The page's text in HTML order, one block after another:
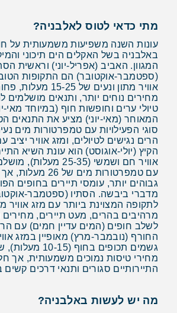
מתי כדאי לטוס לאלבניה?
עונות השנה משפיעות משמעותית על
באלבניה בשל האקלים הים תיכוני
המגוון. האביב (אפריל-יוני) וראשית
(ספטמבר-אוקטובר) הם התקופות
אוויר מתון ונעים של 15-
מחירים נוחים יותר, ותנאים מושלמים
טיולי ערים וחופשות חוף (במיוחד מאי-
המאוחר (מאי-יוני) מציע את התנאים
סוגי הפעילויות עם טמפרטורות מים
הרים נגישים לטיולים, ומזג אוויר
הקיץ (יולי-אוגוסט) הוא עונת השיא
אוויר חם ושמשי (25-35
עם טמפרטורות מים
גבוהים יותר, עומסי תיירים בחופים
מדברי ביבשה. הסתיו (ספטמבר-
לתקופה המצוינת ביותר עם מזג אוויר
מרהיבים בהרים, מעט תיירים, מחירים
לשלב חופים (המים עדיין חמים) עם
החורף (נובמבר-מרץ) מאופיין במזג
גשמים תכופים בחוף
מחירי טיסות נמוכים משמעותית, אך
התיירותיים סגורים ותנאי דרכים קשים
מה יש לעשות באלבניה?